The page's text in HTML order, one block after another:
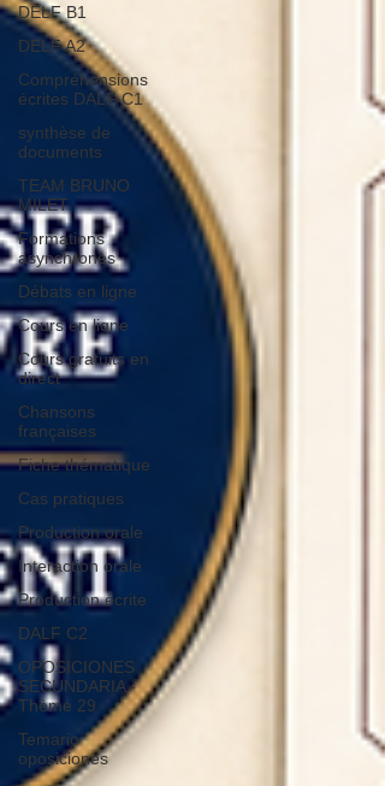
DELF B1
DELF A2
Compréhensions
écrites DALF C1
synthèse de
documents
TEAM BRUNO
MILET
Formations
asynchrones
Débats en ligne
Cours en ligne
Cours gratuits en
direct
Chansons
françaises
Fiche thématique
Cas pratiques
Production orale
Interaction orale
Production écrite
DALF C2
OPOSICIONES
SECUNDARIA -
Thème 29
Temario
oposiciones